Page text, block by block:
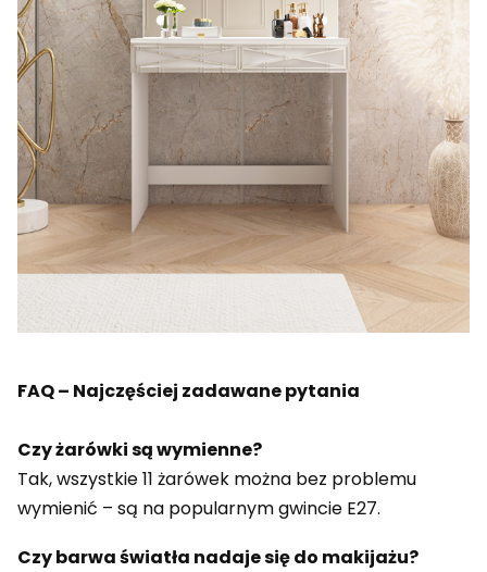
FAQ – Najczęściej zadawane pytania
Czy żarówki są wymienne?
Tak, wszystkie 11 żarówek można bez problemu
wymienić – są na popularnym gwincie E27.
Czy barwa światła nadaje się do makijażu?